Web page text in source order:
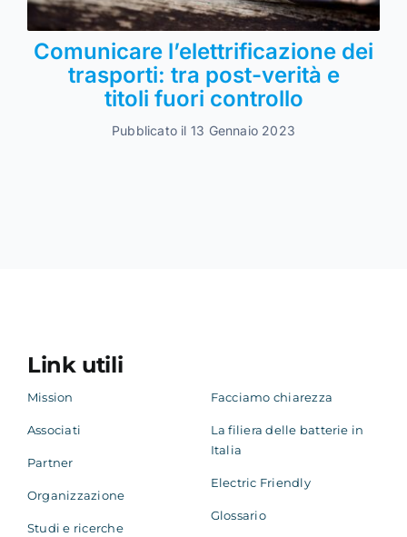
Comunicare l’elettrificazione dei
trasporti: tra post-verità e
titoli fuori controllo
Pubblicato il 13 Gennaio 2023
Link utili
Mission
Associati
Partner
Organizzazione
Studi e ricerche
Facciamo chiarezza
La filiera delle batterie in
Italia
Electric Friendly
Glossario